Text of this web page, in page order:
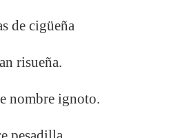
de cigüeña
risueña.
nombre ignoto.